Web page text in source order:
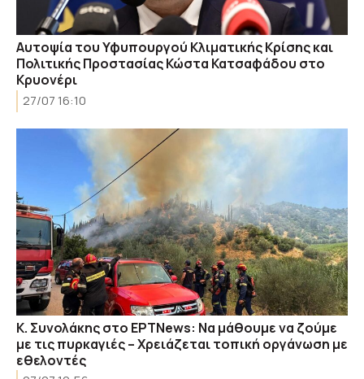
Αυτοψία του Υφυπουργού Κλιματικής Κρίσης και
Πολιτικής Προστασίας Κώστα Κατσαφάδου στο
Κρυονέρι
27/07 16:10
Κ. Συνολάκης στο ΕΡΤΝews: Να μάθουμε να ζούμε
με τις πυρκαγιές – Χρειάζεται τοπική οργάνωση με
εθελοντές